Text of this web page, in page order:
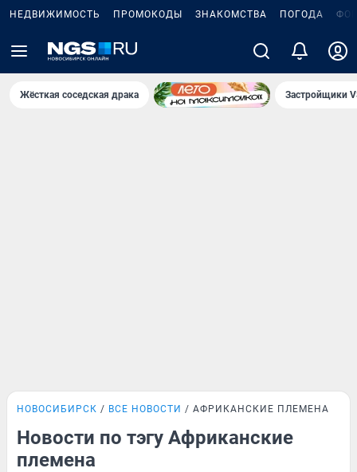
НЕДВИЖИМОСТЬ ПРОМОКОДЫ ЗНАКОМСТВА ПОГОДА
Жёсткая соседская драка Застройщики
НОВОСИБИРСК ВСЕ НОВОСТИ АФРИКАНСКИЕ ПЛЕМЕНА
Новости по тэгу Африканские
племена